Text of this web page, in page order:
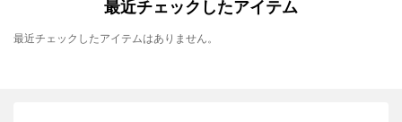
最近チェックしたアイテム
最近チェックしたアイテムはありません。